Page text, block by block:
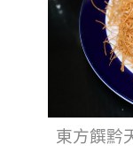
東方饌黔